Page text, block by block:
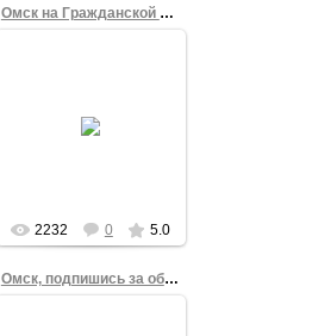
Омск на Гражданской Вахте в Москве
акции "Гражданская
2232 0 5.0
Омск, подпишись за обновление!